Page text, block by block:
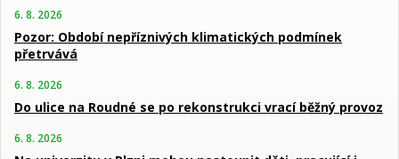
6. 8. 2026
Pozor: Období nepříznivých klimatických podmínek
přetrvává
6. 8. 2026
Do ulice na Roudné se po rekonstrukci vrací běžný provoz
6. 8. 2026